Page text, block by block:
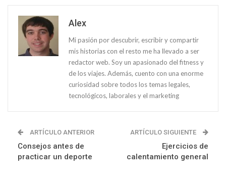
Alex
Mi pasión por descubrir, escribir y compartir
mis historias con el resto me ha llevado a ser
redactor web. Soy un apasionado del fitness y
de los viajes. Además, cuento con una enorme
curiosidad sobre todos los temas legales,
tecnológicos, laborales y el marketing
ARTÍCULO ANTERIOR
Consejos antes de
practicar un deporte
ARTÍCULO SIGUIENTE
Ejercicios de
calentamiento general